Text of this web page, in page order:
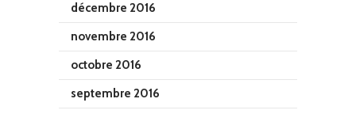
décembre 2016
novembre 2016
octobre 2016
septembre 2016